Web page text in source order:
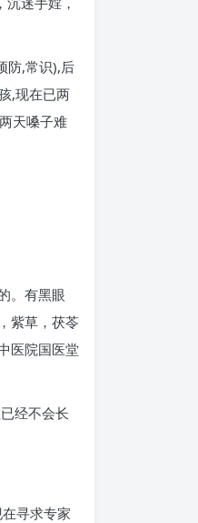
防,常识),后
,现在已两
天嗓子难
。有黑眼
紫草，茯苓
医院国医堂
经不会长
寻求专家